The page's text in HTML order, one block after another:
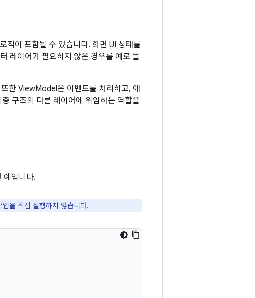
직이 포함될 수 있습니다. 화면 UI 상태를
레이어가 필요하지 않은 경우를 예로 들
한 ViewModel은 이벤트를 처리하고, 애
구조의 다른 레이어에 위임하는 역할을
예입니다.
을 직접 실행하지 않습니다.